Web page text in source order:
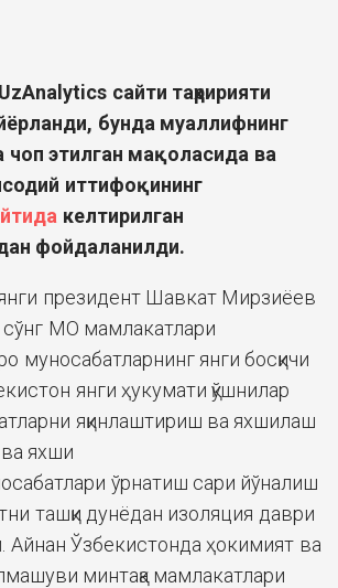
сайти таҳририяти
бунда муаллифнинг
чоп этилган мақоласида ва
иттифоқининг
келтирилган
фойдаланилди.
президент Шавкат Мирзиёев
сўнг МО мамлакатлари
муносабатларнинг янги босқичи
янги ҳукумати қўшнилар
яқинлаштириш ва яхшилаш
яхши
ўрнатиш сари йўналиш
ташқи дунёдан изоляция даври
Айнан Ўзбекистонда ҳокимият ва
минтақа мамлакатлари